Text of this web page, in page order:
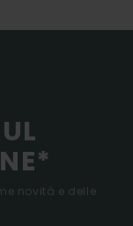
novità e delle